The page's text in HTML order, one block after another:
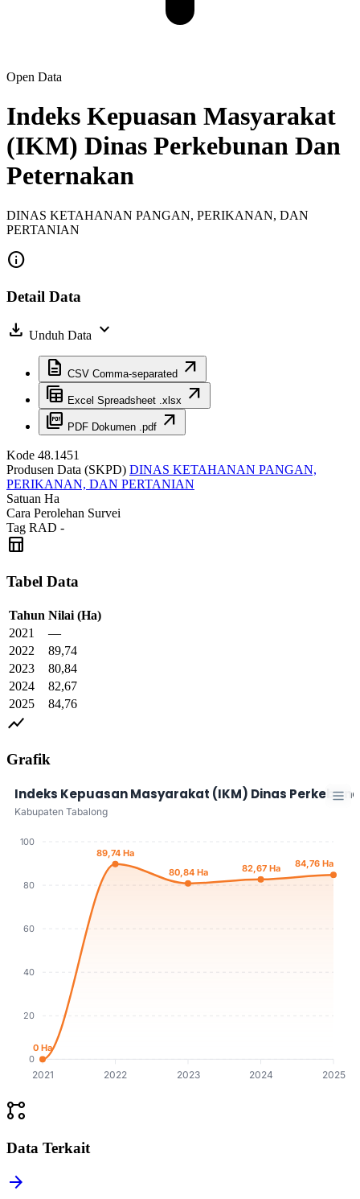
Open Data
Indeks Kepuasan Masyarakat
(IKM) Dinas Perkebunan Dan
Peternakan
DINAS KETAHANAN PANGAN, PERIKANAN, DAN
PERTANIAN
info
Detail Data
download Unduh Data
expand_more
description CSV Comma-separated
arrow_outward
table_view Excel Spreadsheet .xlsx
arrow_outward
picture_as_pdf PDF Dokumen .pdf arrow_outward
Kode 48.1451
Produsen Data (SKPD) DINAS KETAHANAN PANGAN,
PERIKANAN, DAN PERTANIAN
Satuan Ha
Cara Perolehan Survei
Tag RAD -
table_chart
Tabel Data
Tahun Nilai (Ha)
2021
—
2022
89,74
2023
80,84
2024
82,67
2025
84,76
show_chart
Grafik
Indeks Kepuasan Masyarakat (IKM) Dinas
Kabupaten Tabalong
100
80
60
40
20
0
0 Ha
89,74 Ha
80,84 Ha
82,67 Ha 84,76 Ha
2021 2022 2023 2024 2025
linked_services
Data Terkait
arrow_forward